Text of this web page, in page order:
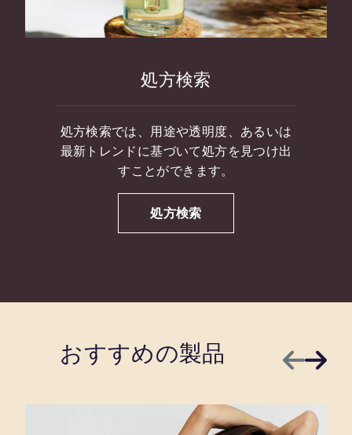
処方検索
処方検索では、用途や透明度、あるいは
最新トレンドに基づいて処方を見つけ出
すことができます。
処方検索
おすすめの製品
前へ次へ